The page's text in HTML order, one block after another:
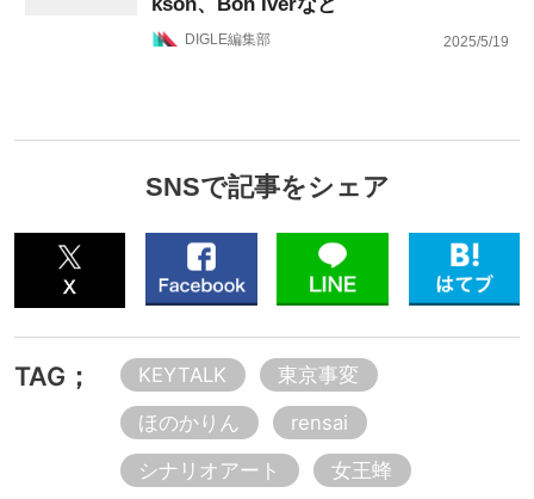
DIGLE編集部 2025/5/19
SNSで記事をシェア
TAG； KEYTALK
東京事変
ほのかりん
rensai
シナリオアート
女王蜂